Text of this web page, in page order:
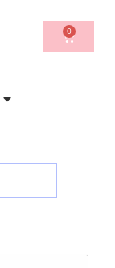
0